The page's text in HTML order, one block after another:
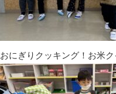
おにぎりクッキング！お米